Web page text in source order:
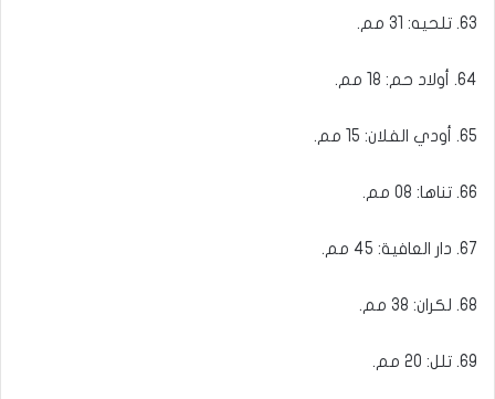
63. تلحيه: 31 مم.
64. أولاد حم: 18 مم.
65. أودي الفلان: 15 مم.
66. تناها: 08 مم.
67. دار العافية: 45 مم.
68. لكران: 38 مم.
69. تلل: 20 مم.